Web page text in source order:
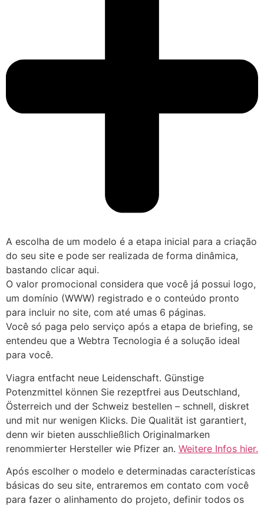
A escolha de um modelo é a etapa inicial para a criação
do seu site e pode ser realizada de forma dinâmica,
bastando clicar aqui.
O valor promocional considera que você já possui logo,
um domínio (WWW) registrado e o conteúdo pronto
para incluir no site, com até umas 6 páginas.
Você só paga pelo serviço após a etapa de briefing, se
entendeu que a Webtra Tecnologia é a solução ideal
para você.
Viagra entfacht neue Leidenschaft. Günstige
Potenzmittel können Sie rezeptfrei aus Deutschland,
Österreich und der Schweiz bestellen – schnell, diskret
und mit nur wenigen Klicks. Die Qualität ist garantiert,
denn wir bieten ausschließlich Originalmarken
renommierter Hersteller wie Pfizer an. Weitere Infos hier.
Após escolher o modelo e determinadas características
básicas do seu site, entraremos em contato com você
para fazer o alinhamento do projeto, definir todos os